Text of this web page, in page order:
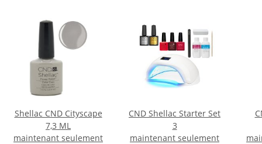
Shellac CND Cityscape
7,3 ML
maintenant seulement
CND Shellac Starter Set
3
maintenant seulement